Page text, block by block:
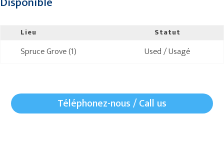
Lieu Statut
Spruce Grove (1) Used / Usagé
Téléphonez-nous / Call us